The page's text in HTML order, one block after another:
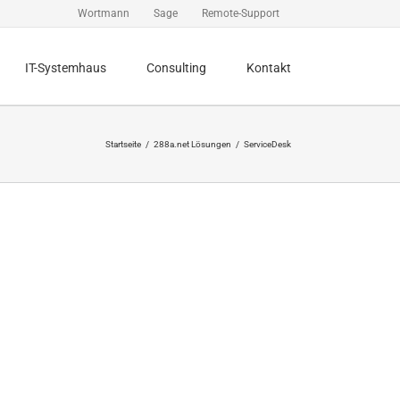
Wortmann Sage Remote-Support
IT-Systemhaus Consulting Kontakt
Startseite 288a.net Lösungen ServiceDesk